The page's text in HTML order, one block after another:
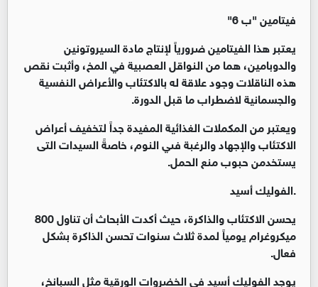
فيتامين "ب 6"
يعتبر هذا الفيتامين ضرورياً لإنتاج مادة السيروتونين
والدوبامين، هما من النواقل العصبية في المخ، وأثبت نقص
هذه الناقلات وجود علاقة له بالاكتئاب والأعراض النفسية
والجسمانية لاضطراب ما قبل الدورة.
ويعتبر من المكملات الغذائية المفيدة جداً لتخفيف أعراض
الاكتئاب والإجهاد والرغبة فىي النوم، خاصةً السيدات التى
يستخدمن حبوب منع الحمل.
.الفوليك أسيد
يحسن الاكتئاب والذاكرة، حيث أكدت الأبحاث أن تناول 800
ميكروغرام يومياً لمدة ثلاث سنوات تحسن الذاكرة بشكل
فعال.
يوجد الفوليك أسيد في الخضروات الورقية مثل السبانخ،